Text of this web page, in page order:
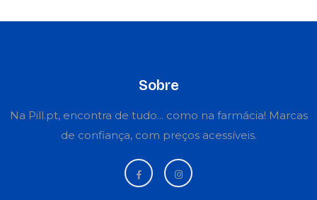
Sobre
Na Pill.pt, encontra de tudo... como na farmácia! Marcas
de confiança, com preços acessíveis.